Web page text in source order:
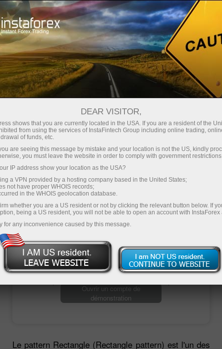
Pour les traders Analyse technique «Rectangle»
«Rectangle»
Le rectangle est l'un des modèles d'analyse
technique les plus courants et les plus simples.
Bien qu'il soit facile à identifier sur les
graphiques, il s'agit d'un pattern important et
très fort, qui est un indicateur de la de
continuation de la tendance. Ainsi, le trader a la
possibilité d'entrer avec succès sur le marché
en concluant une transaction rentable.
Ouvrir un compte de trading
Ouvrir un compte de
démonstration
Le pattern Rectangle (Rectangle pattern) est l'un des
DEAR VISITOR,
shows that you are currently located in the USA. If you are a resident of the
from using the services of InstaFintech Group including online trading,
of funds, etc.
are seeing this message by mistake and your location is not the US, kindly
you must leave the website in order to comply with government
IP address show your location as the USA?
a VPN provided by a hosting company based in the United States;
not have proper WHOIS records;
in the WHOIS geolocation database.
whether you are a US resident or not by clicking the relevant button below. If
being a US resident, you will not be able to open an account with InstaForex
for any inconvenience caused by this message.